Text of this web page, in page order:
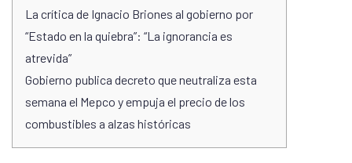
La crítica de Ignacio Briones al gobierno por
“Estado en la quiebra”: “La ignorancia es
atrevida”
Gobierno publica decreto que neutraliza esta
semana el Mepco y empuja el precio de los
combustibles a alzas históricas